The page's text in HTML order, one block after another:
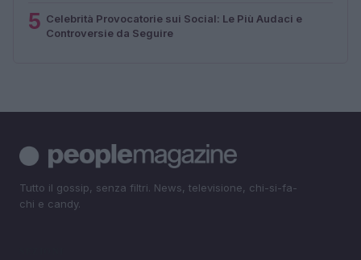
5 Celebrità Provocatorie sui Social: Le Più Audaci e
Controversie da Seguire
Tutto il gossip, senza filtri. News, televisione, chi-si-fa-
chi e candy.